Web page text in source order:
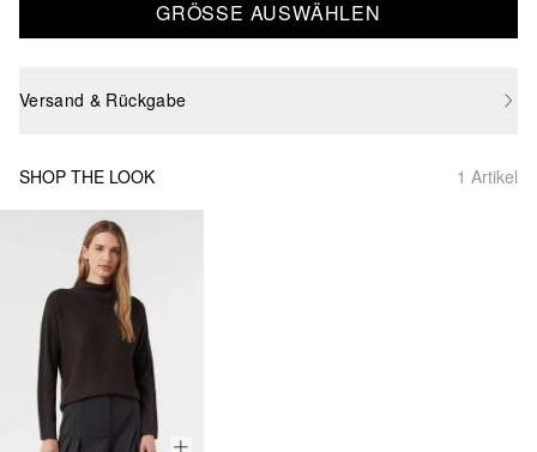
GRÖSSE AUSWÄHLEN
Versand & Rückgabe
SHOP THE LOOK 1 Artikel